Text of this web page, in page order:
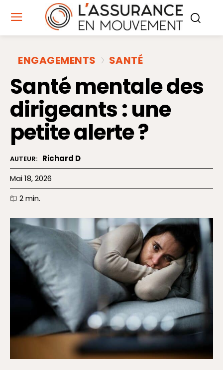
ENGAGEMENTS SANTÉ
Santé mentale des
dirigeants : une
petite alerte ?
AUTEUR: Richard D
Mai 18, 2026
2min.